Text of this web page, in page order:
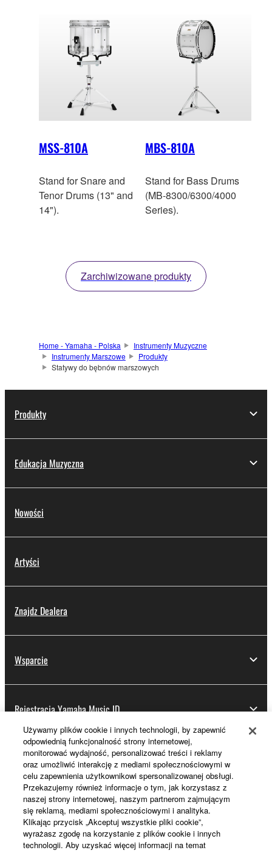
MSS-810A
Stand for Snare and
Tenor Drums (13" and
14").
MBS-810A
Stand for Bass Drums
(MB-8300/6300/4000
Series).
Zarchiwizowane produkty
Home - Yamaha - Polska
Instrumenty Muzyczne
Instrumenty Marszowe
Produkty
Statywy do bębnów marszowych
Produkty
Edukacja Muzyczna
Nowości
Artyści
Znajdz Dealera
Wsparcie
Rejestracja Yamaha Music ID
Informacje o Yamaha
Polska - Polish
Biznes
Używamy plików cookie i innych technologii, by zapewnić
odpowiednią funkcjonalność strony internetowej,
monitorować wydajność, personalizować treści i reklamy
oraz umożliwić interakcję z mediami społecznościowymi w
celu zapewnienia użytkownikowi spersonalizowanej obsługi.
Przekazujemy również informacje o tym, jak korzystasz z
naszej strony internetowej, naszym partnerom zajmującym
się reklamą, mediami społecznościowymi i analityka.
Klikając przycisk „Akceptuj wszystkie pliki cookie”,
wyrażasz zgodę na korzystanie z plików cookie i innych
technologii. Aby uzyskać więcej informacji na temat